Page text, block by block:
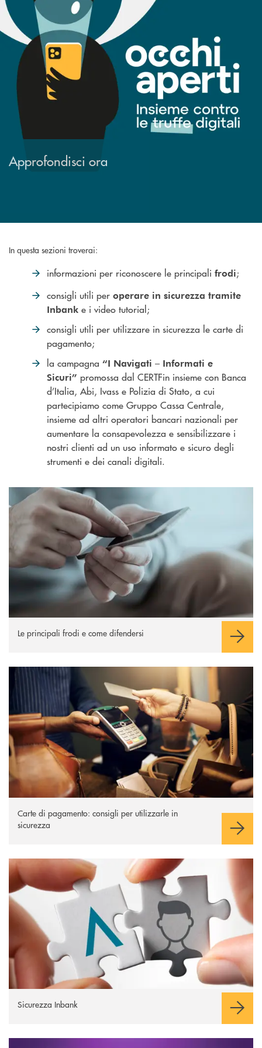
Approfondisci ora
In questa sezioni troverai:
informazioni per riconoscere le principali frodi;
consigli utili per operare in sicurezza tramite
Inbank e i video tutorial;
consigli utili per utilizzare in sicurezza le carte di
pagamento;
la campagna “I Navigati – Informati e
Sicuri” promossa dal CERTFin insieme con Banca
d’Italia, Abi, Ivass e Polizia di Stato, a cui
partecipiamo come Gruppo Cassa Centrale,
insieme ad altri operatori bancari nazionali per
aumentare la consapevolezza e sensibilizzare i
nostri clienti ad un uso informato e sicuro degli
strumenti e dei canali digitali.
Le principali frodi
Le principali frodi e come difendersi
Carte di pagamento
Carte di pagamento: consigli per utilizzarle in
sicurezza
Sicurezza Inbank
Sicurezza Inbank